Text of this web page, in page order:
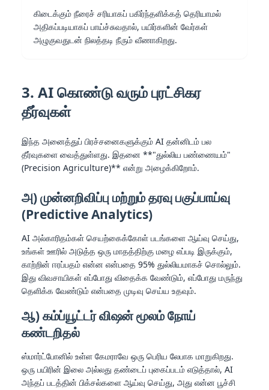
கிடைக்கும் நீரைச் சரியாகப் பகிர்ந்தளிக்கத் தெரியாமல்
அதிகப்படியாகப் பாய்ச்சுவதால், பயிர்களின் வேர்கள்
அழுகுவதுடன் நிலத்தடி நீரும் வீணாகிறது.
3. AI கொண்டு வரும் புரட்சிகர
தீர்வுகள்
இந்த அனைத்துப் பிரச்சனைகளுக்கும் AI தன்னிடம் பல
தீர்வுகளை வைத்துள்ளது. இதனை **"துல்லிய பண்ணையம்"
(Precision Agriculture)** என்று அழைக்கிறோம்.
அ) முன்னறிவிப்பு மற்றும் தரவு பகுப்பாய்வு
(Predictive Analytics)
AI அல்காரிதம்கள் செயற்கைக்கோள் படங்களை ஆய்வு செய்து,
உங்கள் ஊரில் அடுத்த ஒரு மாதத்திற்கு மழை எப்படி இருக்கும்,
காற்றின் ஈரப்பதம் என்ன என்பதை 95% துல்லியமாகச் சொல்லும்.
இது விவசாயிகள் எப்போது விதைக்க வேண்டும், எப்போது மருந்து
தெளிக்க வேண்டும் என்பதை முடிவு செய்ய உதவும்.
ஆ) கம்ப்யூட்டர் விஷன் மூலம் நோய்
கண்டறிதல்
ஸ்மார்ட்போனில் உள்ள கேமராவே ஒரு பெரிய லேபாக மாறுகிறது.
ஒரு பயிரின் இலை அல்லது தண்டைப் புகைப்படம் எடுத்தால், AI
அந்தப் படத்தின் பிக்சல்களை ஆய்வு செய்து, அது என்ன பூச்சி